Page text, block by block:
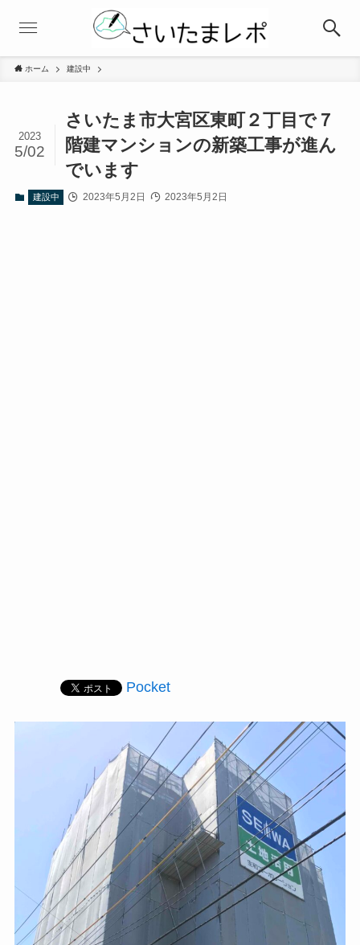
ホーム 建設中
さいたま市大宮区東町２丁目で７
階建マンションの新築工事が進ん
でいます
2023
5/02
建設中 2023年5月2日 2023年5月2日
Pocket